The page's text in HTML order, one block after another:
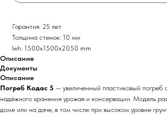
Гарантия: 25 лет
Толщина стенок: 10 мм
lwh: 1500x1500x2050 mm
Описание
Документы
Описание
Погреб Кодас 5 — увеличенный пластиковый
надёжного хранения урожая и консервации. Модель
доме или на даче, в том числе при высоком уровне